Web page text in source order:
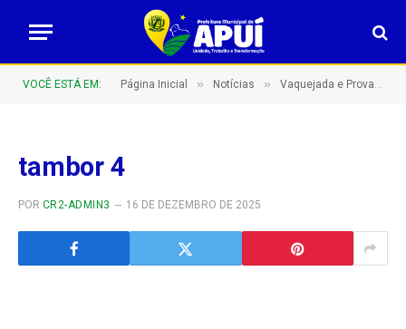
VOCÊ ESTÁ EM: Página Inicial » Notícias » Vaquejada e Prova de 3 tambores movimentam Apuí com competições e tradição no Parque de Exposições José Maia!
tambor 4
POR CR2-ADMIN3 16 DE DEZEMBRO DE 2025